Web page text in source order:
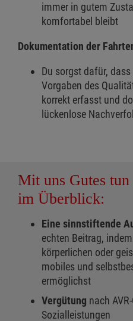
immer in gutem
komfortabel bleibt
Dokumentation der
Du sorgst dafür,
Vorgaben des
korrekt erfasst und
lückenlose
Mit uns Gutes
im Überblick:
Eine sinnstiftende
echten Beitrag,
körperlichen oder
mobiles und
ermöglichst
Vergütung nach
Sozialleistungen